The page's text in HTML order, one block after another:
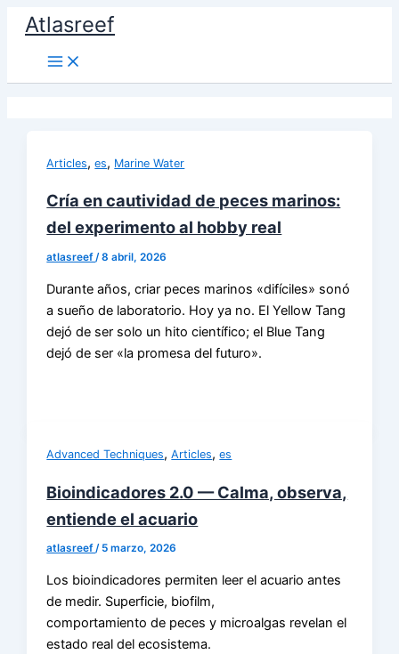
contenido
Atlasreef
Articles,es, Marine Water
Cría en cautividad de peces marinos:
del experimento al hobby real
atlasreef/8 abril, 2026
Durante años, criar peces marinos «difíciles» sonó
a sueño de laboratorio. Hoy ya no. El Yellow Tang
dejó de ser solo un hito científico; el Blue Tang
dejó de ser «la promesa del futuro».
Advanced Techniques,Articles,es
Bioindicadores 2.0 — Calma, observa,
entiende el acuario
atlasreef/ 5 marzo, 2026
Los bioindicadores permiten leer el acuario antes
de medir. Superficie, biofilm,
comportamiento de peces y microalgas revelan el
estado real del ecosistema.